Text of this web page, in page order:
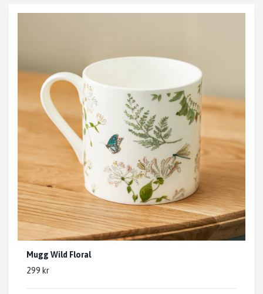
Mugg Wild Floral
299 kr